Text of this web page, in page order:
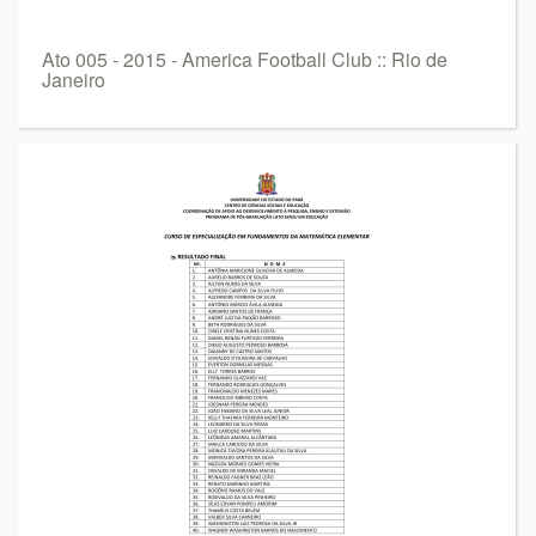
Ato 005 - 2015 - America Football Club :: Rio de
Janeiro